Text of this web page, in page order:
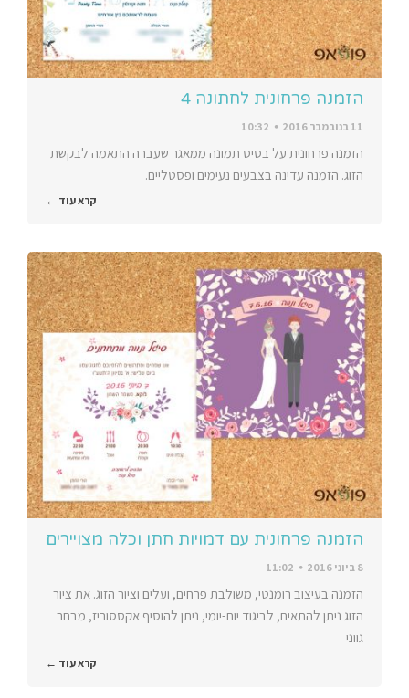
הזמנה פרחונית לחתונה 4
11 בנובמבר 2016 10:32
הזמנה פרחונית על בסיס תמונה ממאגר שעברה התאמה לבקשת
הזוג. הזמנה עדינה בצבעים נעימים ופסטליים.
קרא עוד ←
הזמנה פרחונית עם דמויות חתן וכלה מצויירים
8 ביוני 2016 11:02
הזמנה בעיצוב רומנטי, משולבת פרחים, ועלים וציור הזוג. את ציור
הזוג ניתן להתאים, לביגוד יום-יומי, ניתן להוסיף אקססוריז, מבחר
גווני
קרא עוד ←